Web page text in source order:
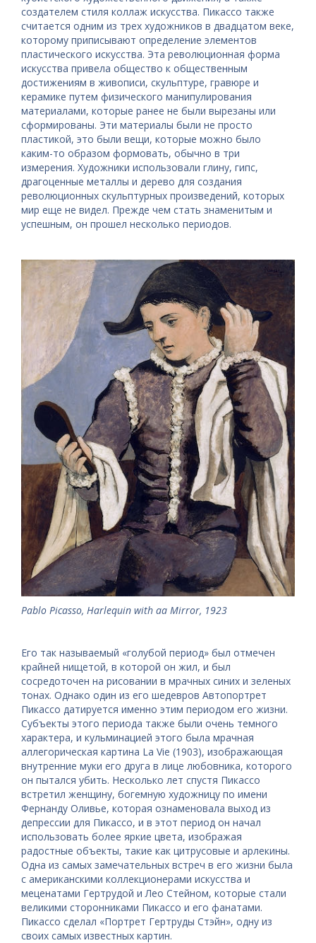
создателем стиля коллаж искусства. Пикассо также
считается одним из трех художников в двадцатом веке,
которому приписывают определение элементов
пластического искусства. Эта революционная форма
искусства привела общество к общественным
достижениям в живописи, скульптуре, гравюре и
керамике путем физического манипулирования
материалами, которые ранее не были вырезаны или
сформированы. Эти материалы были не просто
пластикой, это были вещи, которые можно было
каким-то образом формовать, обычно в три
измерения. Художники использовали глину, гипс,
драгоценные металлы и дерево для создания
революционных скульптурных произведений, которых
мир еще не видел. Прежде чем стать знаменитым и
успешным, он прошел несколько периодов.
Pablo Picasso, Harlequin with aa Mirror, 1923
Его так называемый «голубой период» был отмечен
крайней нищетой, в которой он жил, и был
сосредоточен на рисовании в мрачных синих и зеленых
тонах. Однако один из его шедевров Автопортрет
Пикассо датируется именно этим периодом его жизни.
Субъекты этого периода также были очень темного
характера, и кульминацией этого была мрачная
аллегорическая картина La Vie (1903), изображающая
внутренние муки его друга в лице любовника, которого
он пытался убить. Несколько лет спустя Пикассо
встретил женщину, богемную художницу по имени
Фернанду Оливье, которая ознаменовала выход из
депрессии для Пикассо, и в этот период он начал
использовать более яркие цвета, изображая
радостные объекты, такие как цитрусовые и арлекины.
Одна из самых замечательных встреч в его жизни была
с американскими коллекционерами искусства и
меценатами Гертрудой и Лео Стейном, которые стали
великими сторонниками Пикассо и его фанатами.
Пикассо сделал «Портрет Гертруды Стэйн», одну из
своих самых известных картин.